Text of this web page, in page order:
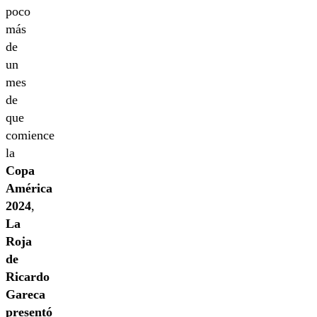
poco
más
de
un
mes
de
que
comience
la
Copa
América
2024,
La
Roja
de
Ricardo
Gareca
presentó